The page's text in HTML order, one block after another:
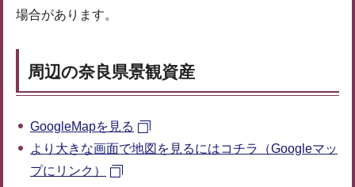
場合があります。
周辺の奈良県景観資産
GoogleMapを見る
より大きな画面で地図を見るにはコチラ（Googleマッ
プにリンク）